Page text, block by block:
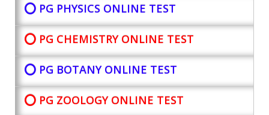
⭕ PG PHYSICS ONLINE TEST
⭕ PG CHEMISTRY ONLINE TEST
⭕ PG BOTANYONLINE TEST
⭕ PG ZOOLOGY ONLINE TEST